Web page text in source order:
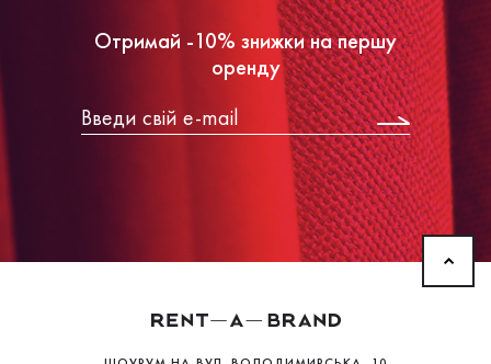
Отримай -10% знижки на першу
оренду